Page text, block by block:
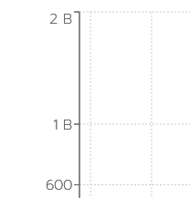
600
1 B
2 B
600
1 B
2 B